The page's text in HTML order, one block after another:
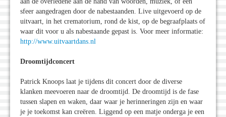
sfeer aangedragen door de nabestaanden. Live uitgevoerd op de
uitvaart, in het crematorium, rond de kist, op de begraafplaats of
waar dit voor u als nabestaande gepast is. Voor meer informatie:
http://www.uitvaartdans.nl
Droomtijdconcert
Patrick Knoops laat je tijdens dit concert door de diverse
klanken meevoeren naar de droomtijd. De droomtijd is de fase
tussen slapen en waken, daar waar je herinneringen zijn en waar
je je toekomst kan creëren. Liggend op een matje onderga je een